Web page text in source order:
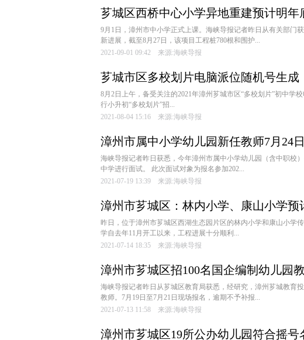
芗城区西桥中心小学异地重建预计明年
9月1日，漳州市中小学正式上课。海峡导报记者昨日从有关部门
新进展，截至8月27日，该项目工程桩780根和围护...
2021-09-01 09:42 来源:海峡导报
芗城市区多校划片电脑派位随机号生成
8月2日上午，备受关注的2021年漳州芗城市区“多校划片”初中学
行小升初“多校划片”招...
2021-08-04 15:16 来源:海峡导报
漳州市属中小学幼儿园新任教师7月24
海峡导报记者昨日获悉，今年漳州市属中小学幼儿园（含中职校
中学进行面试。 此次面试对象为报名参加202...
2021-07-19 13:39 来源:海峡导报
漳州市芗城区：林内小学、康山小学预
昨日，位于漳州市芗城区西湖生态园片区的林内小学和康山小学
学自去年11月开工以来，工程进展十分顺利...
2021-07-14 18:35 来源:海峡导报
漳州市芗城区招100名国企编制幼儿园
海峡导报记者昨日从芗城区教育局获悉，经研究，漳州芗城教育
教师。7月19日至7月21日现场报名，逾期不予补报...
2021-07-13 11:58 来源:海峡导报
漳州市芗城区19所公办幼儿园符合摇号